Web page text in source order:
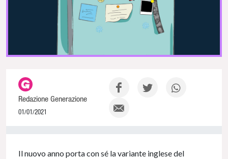
Redazione Generazione
01/01/2021
Il nuovo anno porta con sé la variante inglese del